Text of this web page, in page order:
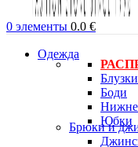
0 элементы 0.0 €
Одежда
Боди
Юбки
Брюки и